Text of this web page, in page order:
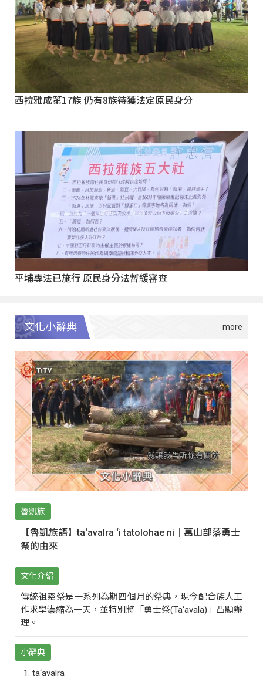
西拉雅成第17族 仍有8族待獲法定原民身分
平埔專法已施行 原民身分法暫緩審查
文化小辭典
魯凱族
【魯凱族語】ta‘avalra ‘i tatolohae ni｜萬山部落勇士
祭的由來
文化介紹
傳統祖靈祭是一系列為期四個月的祭典，現今配合族人工
作求學濃縮為一天，並特別將「勇士祭(Ta‘avala)」凸顯辦
理。
小辭典
ta‘avalra